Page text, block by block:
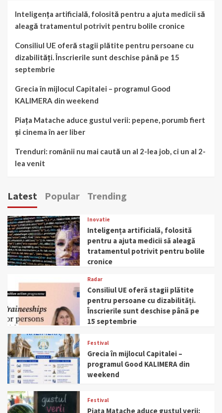
Inteligența artificială, folosită pentru a ajuta medicii să
aleagă tratamentul potrivit pentru bolile cronice
Consiliul UE oferă stagii plătite pentru persoane cu
dizabilități. Înscrierile sunt deschise până pe 15
septembrie
Grecia în mijlocul Capitalei – programul Good
KALIMERA din weekend
Piața Matache aduce gustul verii: pepene, porumb fiert
și cinema în aer liber
Trenduri: românii nu mai caută un al 2-lea job, ci un al 2-
lea venit
Latest Popular Trending
Inovatie
Inteligența artificială, folosită
pentru a ajuta medicii să aleagă
tratamentul potrivit pentru bolile
cronice
Radar
Consiliul UE oferă stagii plătite
pentru persoane cu dizabilități.
Înscrierile sunt deschise până pe
15 septembrie
Festival
Grecia în mijlocul Capitalei –
programul Good KALIMERA din
weekend
Festival
Piața Matache aduce gustul verii: